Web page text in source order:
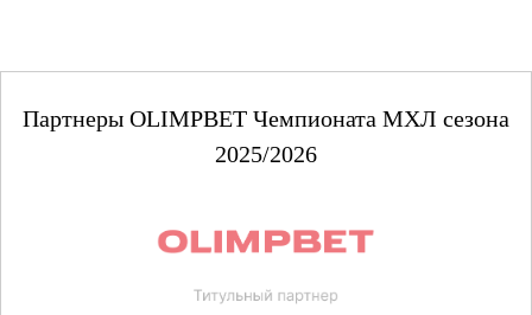
Партнеры OLIMPBET Чемпионата МХЛ сезона
2025/2026